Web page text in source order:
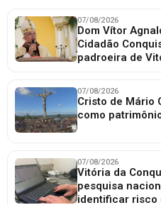
07/08/2026
Dom Vítor
Cidadão
padroeira de
07/08/2026
Cristo de Mário
como
07/08/2026
Vitória da
pesquisa
identificar risco